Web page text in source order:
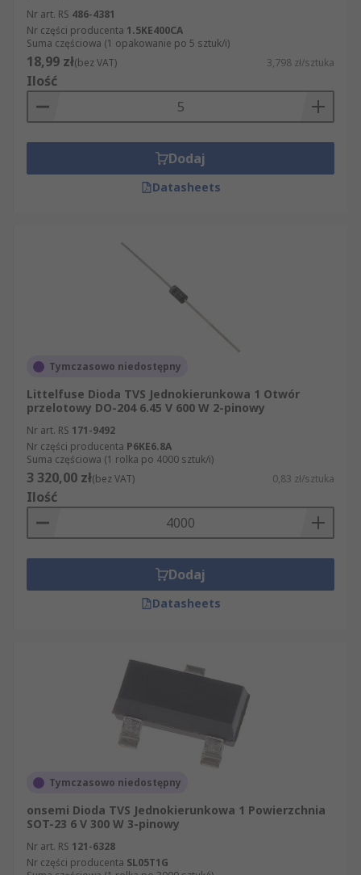
Nr art. RS 486-4381
Nr części producenta 1.5KE400CA
Suma częściowa (1 opakowanie po 5 sztuk/i)
18,99 zł(bez VAT) 3,798 zł/sztuka
Ilość
Dodaj
Datasheets
Tymczasowo niedostępny
Littelfuse Dioda TVS Jednokierunkowa 1 Otwór
przelotowy DO-204 6.45 V 600 W 2-pinowy
Nr art. RS 171-9492
Nr części producenta P6KE6.8A
Suma częściowa (1 rolka po 4000 sztuk/i)
3 320,00 zł(bez VAT) 0,83 zł/sztuka
Ilość
Dodaj
Datasheets
Tymczasowo niedostępny
onsemi Dioda TVS Jednokierunkowa 1 Powierzchnia
SOT-23 6 V 300 W 3-pinowy
Nr art. RS 121-6328
Nr części producenta SL05T1G